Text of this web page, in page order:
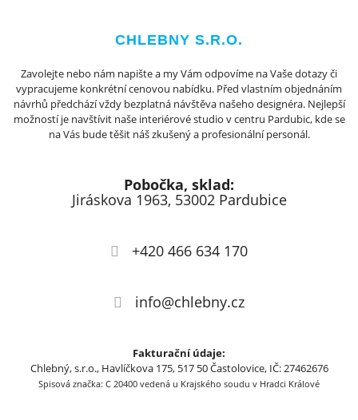
CHLEBNY S.R.O.
Zavolejte nebo nám napište a my Vám odpovíme na Vaše dotazy či
vypracujeme konkrétní cenovou nabídku. Před vlastním objednáním
návrhů předchází vždy bezplatná návštěva našeho designéra. Nejlepší
možností je navštívit naše interiérové studio v centru Pardubic, kde se
na Vás bude těšit náš zkušený a profesionální personál.
Pobočka, sklad:
Jiráskova 1963, 53002 Pardubice
+420 466 634 170
info@chlebny.cz
Fakturační údaje:
Chlebný, s.r.o., Havlíčkova 175, 517 50 Častolovice, IČ: 27462676
Spisová značka: C 20400 vedená u Krajského soudu v Hradci Králové